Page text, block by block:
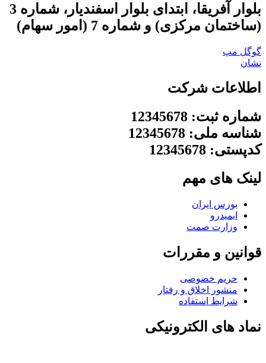
بلوار آفریقا، ابتدای بلوار اسفندیار، شماره 3
(ساختمان مرکزی) و شماره 7 (امور سهام)
گوگل مپ
نشان
اطلاعات شرکت
شماره ثبت: 12345678
شناسه ملی: 12345678
کدپستی: 12345678
لینک های مهم
بورس ایران
ایمیدرو
وزارت صمت
قوانین و مقررات
حریم خصوصی
منشور اخلاق و رفتار
شرایط استفاده
نماد های الکترونیکی